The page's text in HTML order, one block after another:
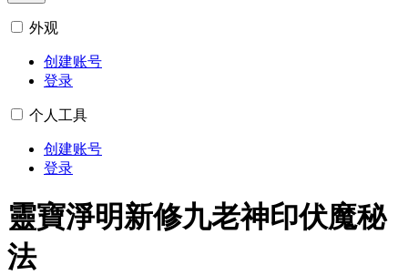
外观
创建账号
登录
个人工具
创建账号
登录
靈寶淨明新修九老神印伏魔秘
法